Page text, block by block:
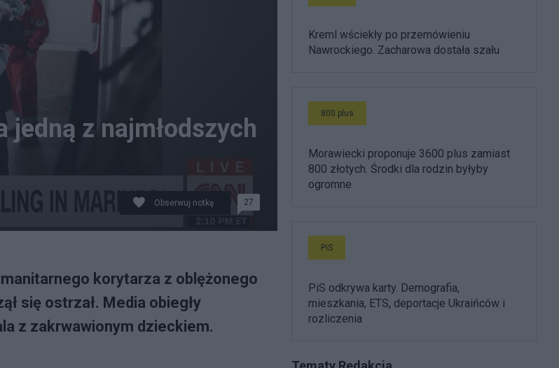
z najmłodszych
Obserwuj notkę 27
korytarza z oblężonego
się ostrzał. Media obiegły
z zakrwawionym dzieckiem.
Kreml wściekły po przemówieniu
Nawrockiego. Zacharowa dostała szału
800 plus
Morawiecki proponuje 3600 plus zamiast
800 złotych. Środki dla rodzin byłyby
ogromne
PiS
PiS odkrywa karty. Demografia,
mieszkania, ETS, deportacje Ukraińców i
rozliczenia